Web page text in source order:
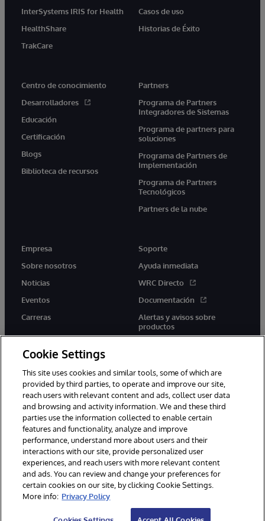
InterSystems IRIS for Health
HealthShare
TrakCare
Casos de uso
Historias de Éxito
Centro de conocimiento
Desarrolladores
Educación
Certificación
Blogs
Biblioteca de recursos
Partners
Programa de Partners
Integradores de Sistemas
Programa de partners para
soluciones
Programa de Partners de
Implementación
Programa de Partners
Tecnológicos
Partners de la nube
Empresa
Sobre nosotros
Noticias
Eventos
Carreras
Soporte
Ayuda inmediata
WRC Directo
Documentación
Alertas y avisos sobre
productos
twitter youtubefacebooklinkedin
1996-2026 InterSystems Corporation, Boston, MA. Todos los
derechos reservados.
Avisos/Términos y condiciones
Declaración de privacidad
Garantía
Accesibilidad
Cookie Settings
This site uses cookies and similar tools, some of which are
provided by third parties, to operate and improve our site,
reach users with relevant content and ads, collect user data
and browsing and activity information. We and these third
parties use the information collected to enable certain
features and functionality, analyze and improve
performance, understand more about users and their
interactions with our site, provide personalized user
experiences, and reach users with more relevant content
and ads. You can review and change your preferences for
certain cookies on our site, by clicking Cookie Settings.
More info: Privacy Policy